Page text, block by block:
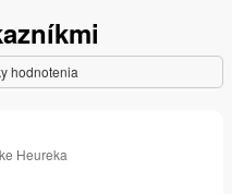
hodnotenia
Heureka